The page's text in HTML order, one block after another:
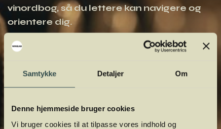
Samtykke Detaljer Om
Denne hjemmeside bruger cookies
Vi bruger cookies til at tilpasse vores indhold og
vinordbog, så du lettere kan navigere og
orientere dig.